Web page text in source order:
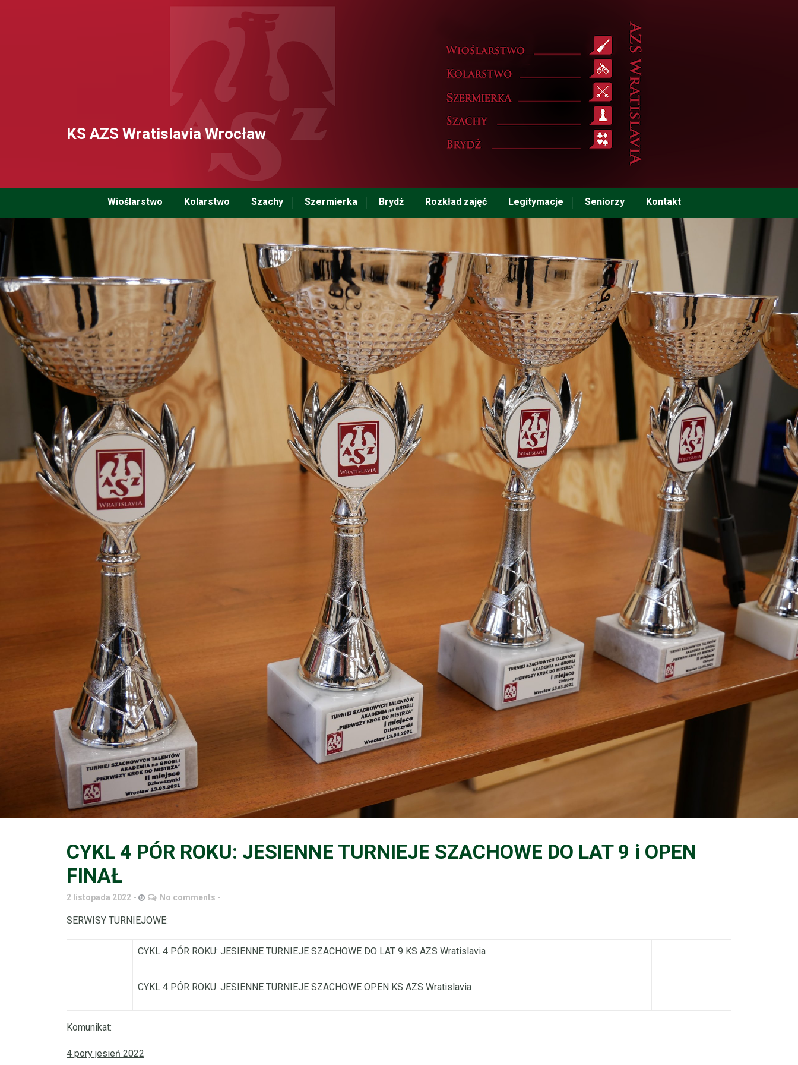
KS AZS Wratislavia Wrocław
Wioślarstwo Kolarstwo Szachy Szermierka Brydż Rozkład zajęć Legitymacje Seniorzy Kontakt
CYKL 4 PÓR ROKU: JESIENNE TURNIEJE SZACHOWE DO LAT 9 i OPEN
FINAŁ
2 listopada 2022 No comments
SERWISY TURNIEJOWE:
CYKL 4 PÓR ROKU: JESIENNE TURNIEJE SZACHOWE DO LAT 9 KS AZS Wratislavia
CYKL 4 PÓR ROKU: JESIENNE TURNIEJE SZACHOWE OPEN KS AZS Wratislavia
Komunikat:
4 pory jesień 2022